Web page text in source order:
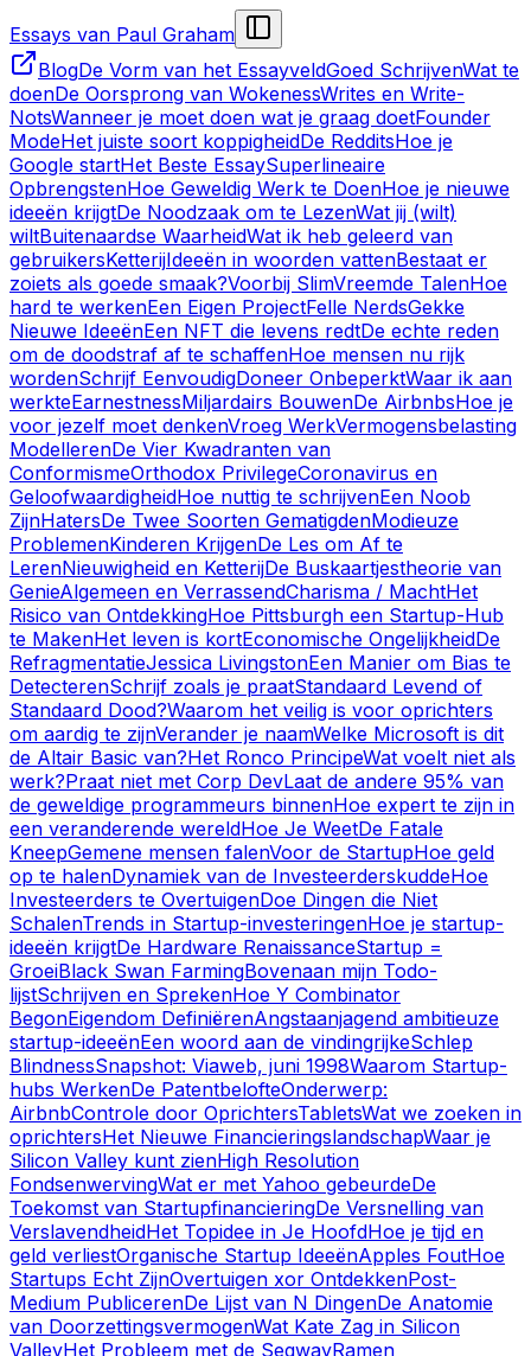
Essays van Paul Graham
BlogDe Vorm van het EssayveldGoed SchrijvenWat te
doenDe Oorsprong van WokenessWrites en Write-
NotsWanneer je moet doen wat je graag doetFounder
ModeHet juiste soort koppigheidDe RedditsHoe je
Google startHet Beste EssaySuperlineaire
OpbrengstenHoe Geweldig Werk te DoenHoe je nieuwe
ideeën krijgtDe Noodzaak om te LezenWat jij (wilt)
wiltBuitenaardse WaarheidWat ik heb geleerd van
gebruikersKetterijIdeeën in woorden vattenBestaat er
zoiets als goede smaak?Voorbij SlimVreemde TalenHoe
hard te werkenEen Eigen ProjectFelle NerdsGekke
Nieuwe IdeeënEen NFT die levens redtDe echte reden
om de doodstraf af te schaffenHoe mensen nu rijk
wordenSchrijf EenvoudigDoneer OnbeperktWaar ik aan
werkteEarnestnessMiljardairs BouwenDe AirbnbsHoe je
voor jezelf moet denkenVroeg WerkVermogensbelasting
ModellerenDe Vier Kwadranten van
ConformismeOrthodox PrivilegeCoronavirus en
GeloofwaardigheidHoe nuttig te schrijvenEen Noob
ZijnHatersDe Twee Soorten GematigdenModieuze
ProblemenKinderen KrijgenDe Les om Af te
LerenNieuwigheid en KetterijDe Buskaartjestheorie van
GenieAlgemeen en VerrassendCharisma / MachtHet
Risico van OntdekkingHoe Pittsburgh een Startup-Hub
te MakenHet leven is kortEconomische OngelijkheidDe
RefragmentatieJessica LivingstonEen Manier om Bias te
DetecterenSchrijf zoals je praatStandaard Levend of
Standaard Dood?Waarom het veilig is voor oprichters
om aardig te zijnVerander je naamWelke Microsoft is dit
de Altair Basic van?Het Ronco PrincipeWat voelt niet als
werk?Praat niet met Corp DevLaat de andere 95% van
de geweldige programmeurs binnenHoe expert te zijn in
een veranderende wereldHoe Je WeetDe Fatale
KneepGemene mensen falenVoor de StartupHoe geld
op te halenDynamiek van de InvesteerderskuddeHoe
Investeerders te OvertuigenDoe Dingen die Niet
SchalenTrends in Startup-investeringenHoe je startup-
ideeën krijgtDe Hardware RenaissanceStartup =
GroeiBlack Swan FarmingBovenaan mijn Todo-
lijstSchrijven en SprekenHoe Y Combinator
BegonEigendom DefiniërenAngstaanjagend ambitieuze
startup-ideeënEen woord aan de vindingrijkeSchlep
BlindnessSnapshot: Viaweb, juni 1998Waarom Startup-
hubs WerkenDe PatentbelofteOnderwerp:
AirbnbControle door OprichtersTabletsWat we zoeken in
oprichtersHet Nieuwe FinancieringslandschapWaar je
Silicon Valley kunt zienHigh Resolution
FondsenwervingWat er met Yahoo gebeurdeDe
Toekomst van StartupfinancieringDe Versnelling van
VerslavendheidHet Topidee in Je HoofdHoe je tijd en
geld verliestOrganische Startup IdeeënApples FoutHoe
Startups Echt ZijnOvertuigen xor OntdekkenPost-
Medium PublicerenDe Lijst van N DingenDe Anatomie
van DoorzettingsvermogenWat Kate Zag in Silicon
ValleyHet Probleem met de SegwayRamen